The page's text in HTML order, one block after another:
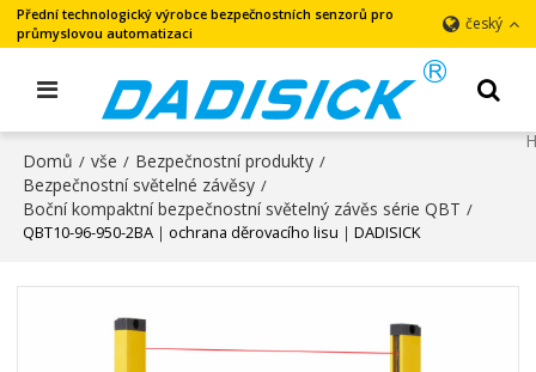
Přední technologický výrobce bezpečnostních senzorů pro
průmyslovou automatizaci
český
Domů / vše / Bezpečnostní produkty /
Bezpečnostní světelné závěsy /
Boční kompaktní bezpečnostní světelný závěs série QBT /
QBT10-96-950-2BA｜ochrana děrovacího lisu｜DADISICK